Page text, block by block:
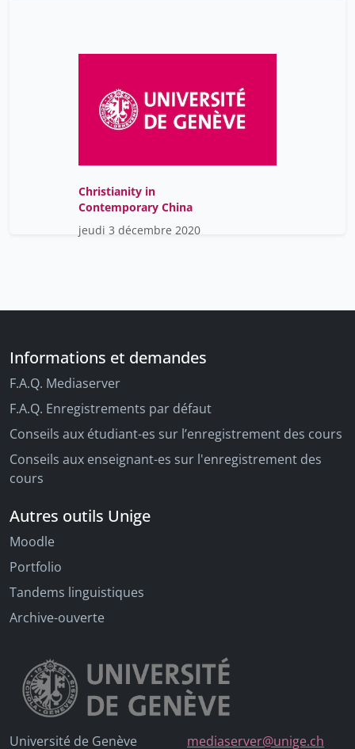
Christianity in
Contemporary China
jeudi 3 décembre 2020
Informations et demandes
F.A.Q. Mediaserver
F.A.Q. Enregistrements par défaut
Conseils aux étudiant-es sur l’enregistrement des cours
Conseils aux enseignant-es sur l'enregistrement des
cours
Autres outils Unige
Moodle
Portfolio
Tandems linguistiques
Archive-ouverte
Université de Genève mediaserver@unige.ch